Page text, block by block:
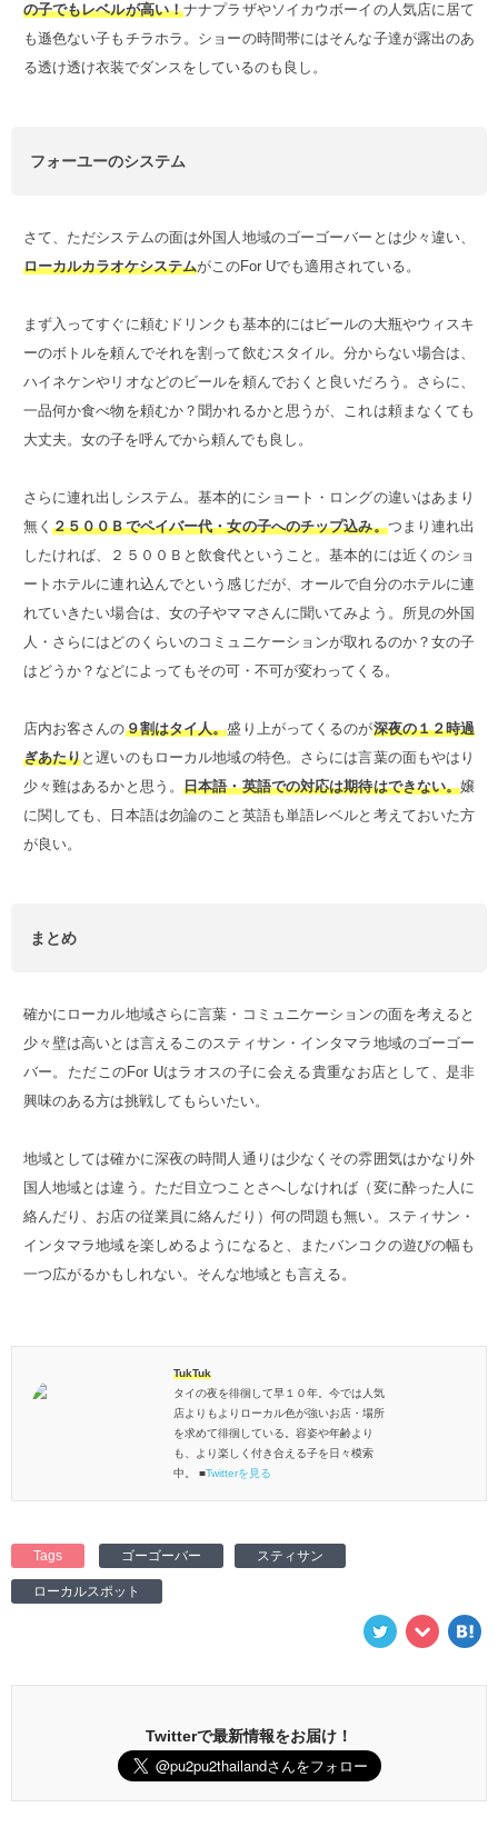
の子でもレベルが高い！ナナプラザやソイカウボーイの人気店に居て
も遜色ない子もチラホラ。ショーの時間帯にはそんな子達が露出のあ
る透け透け衣装でダンスをしているのも良し。
フォーユーのシステム
さて、ただシステムの面は外国人地域のゴーゴーバーとは少々違い、
ローカルカラオケシステムがこのFor Uでも適用されている。
まず入ってすぐに頼むドリンクも基本的にはビールの大瓶やウィスキ
ーのボトルを頼んでそれを割って飲むスタイル。分からない場合は、
ハイネケンやリオなどのビールを頼んでおくと良いだろう。さらに、
一品何か食べ物を頼むか？聞かれるかと思うが、これは頼まなくても
大丈夫。女の子を呼んでから頼んでも良し。
さらに連れ出しシステム。基本的にショート・ロングの違いはあまり
無く ２５００Ｂでペイバー代・女の子へのチップ込み。つまり連れ出
したければ、２５００Ｂと飲食代ということ。基本的には近くのショ
ートホテルに連れ込んでという感じだが、オールで自分のホテルに連
れていきたい場合は、女の子やママさんに聞いてみよう。所見の外国
人・さらにはどのくらいのコミュニケーションが取れるのか？女の子
はどうか？などによってもその可・不可が変わってくる。
店内お客さんの９割はタイ人。盛り上がってくるのが深夜の１２時過
ぎあたりと遅いのもローカル地域の特色。さらには言葉の面もやはり
少々難はあるかと思う。日本語・英語での対応は期待はできない。嬢
に関しても、日本語は勿論のこと英語も単語レベルと考えておいた方
が良い。
まとめ
確かにローカル地域さらに言葉・コミュニケーションの面を考えると
少々壁は高いとは言えるこのスティサン・インタマラ地域のゴーゴー
バー。ただこのFor Uはラオスの子に会える貴重なお店として、是非
興味のある方は挑戦してもらいたい。
地域としては確かに深夜の時間人通りは少なくその雰囲気はかなり外
国人地域とは違う。ただ目立つことさへしなければ（変に酔った人に
絡んだり、お店の従業員に絡んだり）何の問題も無い。スティサン・
インタマラ地域を楽しめるようになると、またバンコクの遊びの幅も
一つ広がるかもしれない。そんな地域とも言える。
TukTuk
タイの夜を徘徊して早１０年。今では人気
店よりもよりローカル色が強いお店・場所
を求めて徘徊している。容姿や年齢より
も、より楽しく付き合える子を日々模索
中。 ■Twitterを見る
Tags ゴーゴーバー スティサン
ローカルスポット
Twitterで最新情報をお届け！